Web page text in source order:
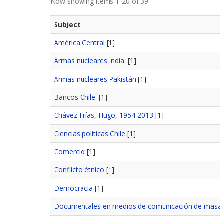
Subject
América Central [1]
Armas nucleares India. [1]
Armas nucleares Pakistán [1]
Bancos Chile. [1]
Chávez Frías, Hugo, 1954-2013 [1]
Ciencias políticas Chile [1]
Comercio [1]
Conflicto étnico [1]
Democracia [1]
Documentales en medios de comunicación de